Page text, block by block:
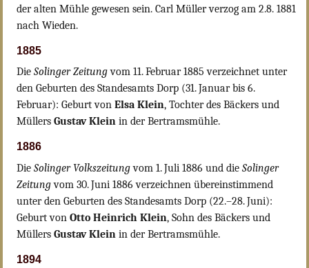
der alten Mühle gewesen sein. Carl Müller verzog am 2.8. 1881
nach Wieden.
1885
Die Solinger Zeitungvom 11. Februar 1885 verzeichnet unter
den Geburten des Standesamts Dorp (31. Januar bis 6.
Februar): Geburt von Elsa Klein, Tochter des Bäckers und
Müllers Gustav Klein in der Bertramsmühle.
1886
Die Solinger Volkszeitungvom 1. Juli 1886 und die Solinger
Zeitungvom 30. Juni 1886 verzeichnen übereinstimmend
unter den Geburten des Standesamts Dorp (22.–28. Juni):
Geburt von Otto Heinrich Klein, Sohn des Bäckers und
Müllers Gustav Klein in der Bertramsmühle.
1894